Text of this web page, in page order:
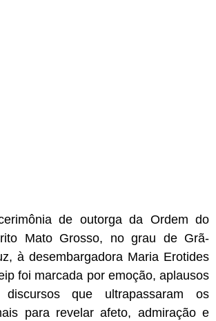
de outorga da Ordem do
Mato Grosso, no grau de Grã-
à desembargadora Maria Erotides
foi marcada por emoção, aplausos
que ultrapassaram os
para revelar afeto, admiração e